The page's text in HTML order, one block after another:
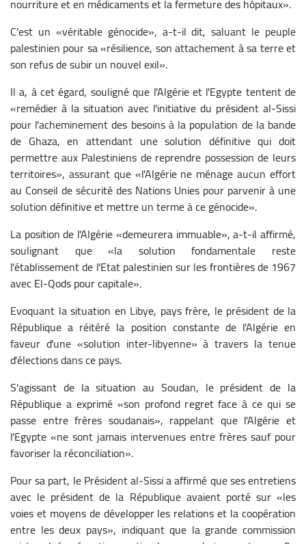
C'est un «véritable génocide», a-t-il dit, saluant le peuple
palestinien pour sa «résilience, son attachement à sa terre et
son refus de subir un nouvel exil».
Il a, à cet égard, souligné que l'Algérie et l'Egypte tentent de
«remédier à la situation avec l'initiative du président al-Sissi
pour l'acheminement des besoins à la population de la bande
de Ghaza, en attendant une solution définitive qui doit
permettre aux Palestiniens de reprendre possession de leurs
territoires», assurant que «l'Algérie ne ménage aucun effort
au Conseil de sécurité des Nations Unies pour parvenir à une
solution définitive et mettre un terme à ce génocide».
La position de l'Algérie «demeurera immuable», a-t-il affirmé,
soulignant que «la solution fondamentale reste
l'établissement de l'Etat palestinien sur les frontières de 1967
avec El-Qods pour capitale».
Evoquant la situation en Libye, pays frère, le président de la
République a réitéré la position constante de l'Algérie en
faveur d'une «solution inter-libyenne» à travers la tenue
d'élections dans ce pays.
S'agissant de la situation au Soudan, le président de la
République a exprimé «son profond regret face à ce qui se
passe entre frères soudanais», rappelant que l'Algérie et
l'Egypte «ne sont jamais intervenues entre frères sauf pour
favoriser la réconciliation».
Pour sa part, le Président al-Sissi a affirmé que ses entretiens
avec le président de la République avaient porté sur «les
voies et moyens de développer les relations et la coopération
entre les deux pays», indiquant que la grande commission